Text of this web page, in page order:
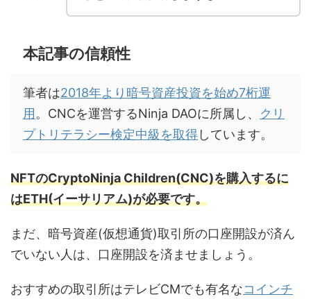
本記事の信頼性
筆者は2018年より暗号資産投資を始め7桁運
用 。CNCを運営するNinja DAOに所属し、 クリ
プトリテラシー検定中級を取得しています。
NFTのCryptoNinja Children(CNC)を購入するに
はETH(イーサリアム)が必要です。
まだ、暗号資産(仮想通貨)取引所の口座開設が済ん
でいない人は、口座開設を済ませましょう。
おすすめの取引所はテレビCMでも有名なコインチ